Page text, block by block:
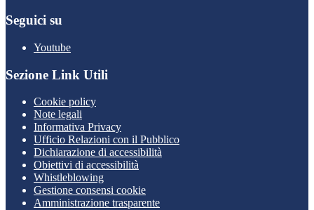
Seguici su
Youtube
Sezione Link Utili
Cookie policy
Note legali
Informativa Privacy
Ufficio Relazioni con il Pubblico
Dichiarazione di accessibilità
Obiettivi di accessibilità
Whistleblowing
Gestione consensi cookie
Amministrazione trasparente